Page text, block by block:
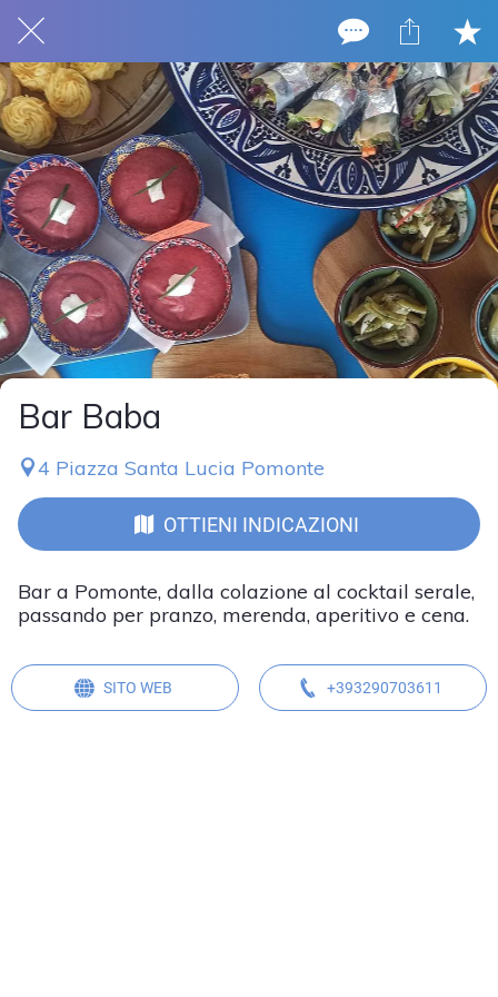
Bar Baba
4 Piazza Santa Lucia Pomonte
OTTIENI INDICAZIONI
Bar a Pomonte, dalla colazione al cocktail serale,
passando per pranzo, merenda, aperitivo e cena.
SITO WEB +393290703611